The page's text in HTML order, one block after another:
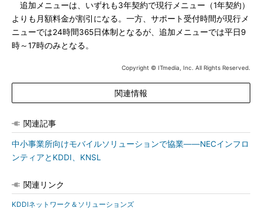
追加メニューは、いずれも3年契約で現行メニュー（1年契約）
よりも月額料金が割引になる。一方、サポート受付時間が現行メ
ニューでは24時間365日体制となるが、追加メニューでは平日9
時～17時のみとなる。
Copyright © ITmedia, Inc. All Rights Reserved.
関連情報
関連記事
中小事業所向けモバイルソリューションで協業――NECインフロ
ンティアとKDDI、KNSL
関連リンク
KDDIネットワーク＆ソリューションズ